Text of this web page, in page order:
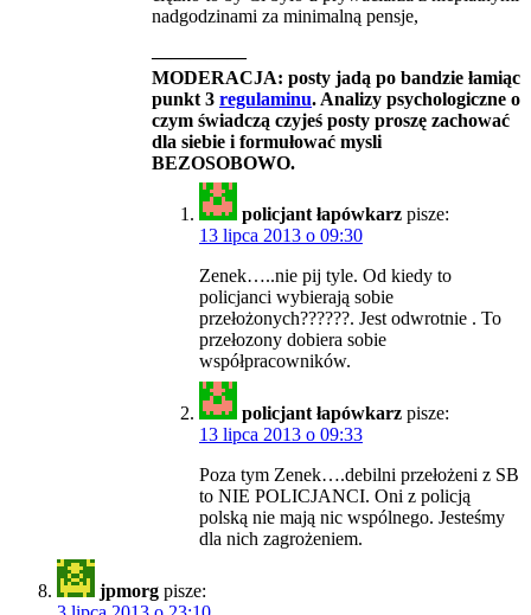
nadgodzinami za minimalną pensje,
—————
MODERACJA: posty jadą po bandzie łamiąc
punkt 3 regulaminu. Analizy psychologiczne o
czym świadczą czyjeś posty proszę zachować
dla siebie i formułować mysli
BEZOSOBOWO.
policjant łapówkarz pisze:
13 lipca 2013 o 09:30
Zenek…..nie pij tyle. Od kiedy to
policjanci wybierają sobie
przełożonych??????. Jest odwrotnie . To
przełozony dobiera sobie
współpracowników.
policjant łapówkarz pisze:
13 lipca 2013 o 09:33
Poza tym Zenek….debilni przełożeni z SB
to NIE POLICJANCI. Oni z policją
polską nie mają nic wspólnego. Jesteśmy
dla nich zagrożeniem.
jpmorg pisze: